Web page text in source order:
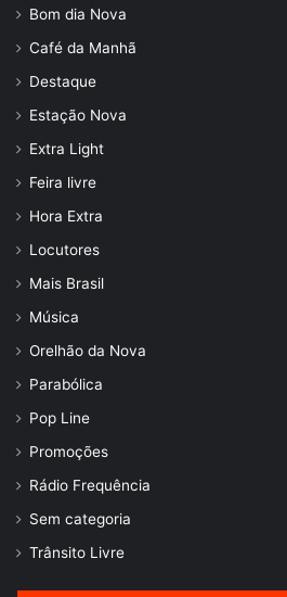
Bom dia Nova
Café da Manhã
Destaque
Estação Nova
Extra Light
Feira livre
Hora Extra
Locutores
Mais Brasil
Música
Orelhão da Nova
Parabólica
Pop Line
Promoções
Rádio Frequência
Sem categoria
Trânsito Livre